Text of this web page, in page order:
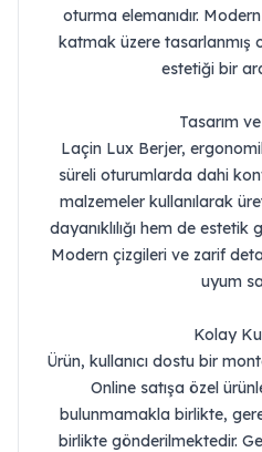
oturma elemanıdır.
katmak üzere tasarlanmış
estetiği bir
Tasarım
Laçin Lux Berjer,
süreli oturumlarda dahi
malzemeler kullanılarak
dayanıklılığı hem de
Modern çizgileri ve zarif
uyum
Kolay
Ürün, kullanıcı dostu bir
Online satışa özel
bulunmamakla birlikte,
birlikte gönderilmektedir.